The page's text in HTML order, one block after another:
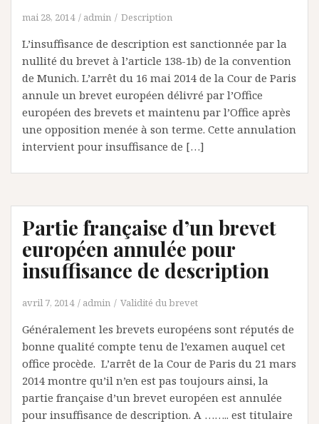
mai 28, 2014 admin Description
L’insuffisance de description est sanctionnée par la
nullité du brevet à l’article 138-1b) de la convention
de Munich. L’arrêt du 16 mai 2014 de la Cour de Paris
annule un brevet européen délivré par l’Office
européen des brevets et maintenu par l’Office après
une opposition menée à son terme. Cette annulation
intervient pour insuffisance de […]
Partie française d’un brevet
européen annulée pour
insuffisance de description
avril 7, 2014 admin Validité du brevet
Généralement les brevets européens sont réputés de
bonne qualité compte tenu de l’examen auquel cet
office procède. L’arrêt de la Cour de Paris du 21 mars
2014 montre qu’il n’en est pas toujours ainsi, la
partie française d’un brevet européen est annulée
pour insuffisance de description. A …….. est titulaire